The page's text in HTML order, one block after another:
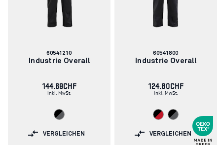
Artikelnummer:
60541210
Industrie Overall
144.69CHF
inkl. MwSt.
VERGLEICHEN
Artikelnummer:
60541800
Industrie Overall
124.80CHF
inkl. MwSt.
VERGLEICHEN